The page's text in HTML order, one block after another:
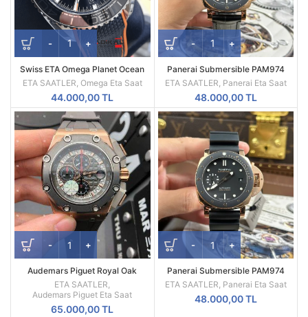
Swiss ETA Omega Planet Ocean
Siyah Turuncu Seramik Bezel
ETA SAATLER Omega Eta Saat
44.000,00TL
Panerai Submersible PAM974
Rose Gold Black Dial Leather
Strap – VS Factory 42mm
ETA SAATLER Panerai Eta Saat
48.000,00TL
Audemars Piguet Royal Oak
Offshore Chronograph Michael
Schumacher 18K Rose Gold
26568OM
ETA SAATLER,
Audemars Piguet Eta Saat
65.000,00TL
Panerai Submersible PAM974
Rose Gold-Tone Black Dial VS
Factory 42mm
ETA SAATLER, Panerai Eta Saat
48.000,00TL